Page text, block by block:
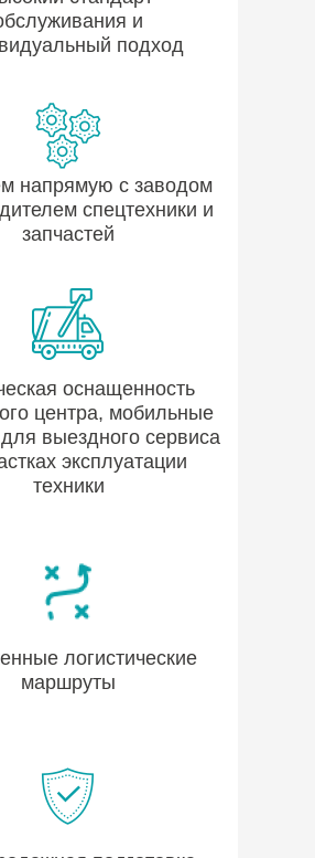
и
подход
напрямую с заводом
спецтехники и
запчастей
оснащенность
центра, мобильные
выездного сервиса
эксплуатации
техники
логистические
маршруты